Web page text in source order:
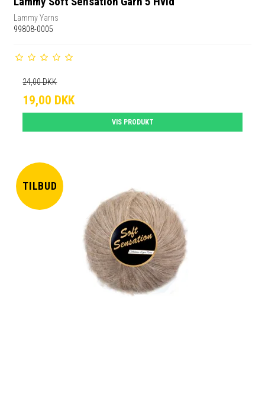
Lammy Yarns
99808-0005
24,00 DKK
19,00 DKK
VIS PRODUKT
TILBUD